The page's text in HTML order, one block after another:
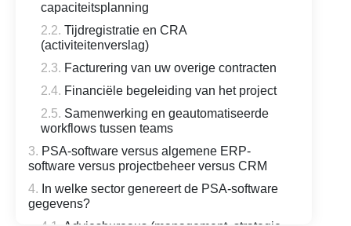
capaciteitsplanning
Tijdregistratie en CRA
(activiteitenverslag)
Facturering van uw overige contracten
Financiële begeleiding van het project
Samenwerking en geautomatiseerde
workflows tussen teams
PSA-software versus algemene ERP-
software versus projectbeheer versus CRM
In welke sector genereert de PSA-software
gegevens?